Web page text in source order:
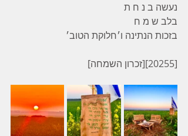
נעשה ב נ ח ת
בלב ש מ ח
בזכות הנתינה ו׳חלוקת הטוב׳
[20255][זכרון השמחה]